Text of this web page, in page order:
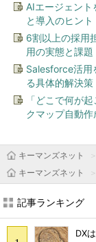
AIエージェン
と導入のヒント
6割以上の採用
用の実態と課題
Salesforce活用
る具体的解決策
「どこで何が
クマップ自動作
キーマンズネット
キーマンズネット
記事ランキング
DX